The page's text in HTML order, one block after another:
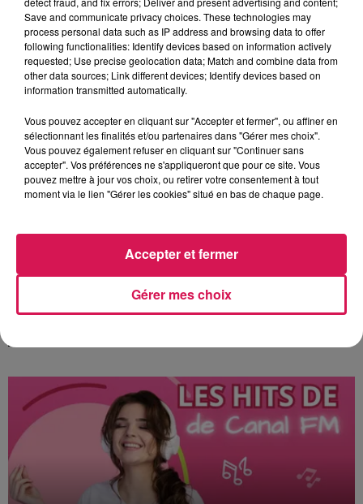
ATTENTION AUX TRAVAUX À VILLEREAU
Depuis lundi, la circulation est interrompue en journée sur
la route départementale 951 entre Orsinval et Berlaimont.
Des déviations ont été mises en place, via Le Quesnoy. Ces
perturbations sont occasionnées par des travaux
préparatoires liés à un projet de construction d’une
nouvelle résidence de 44 logements.
UNE OPÉRATION « PORTES OUVERTES » CE WEEK-
END AUX VERGERS TELLIER À LE QUESNOY
aura une découverte du métier de pomiculteur, des visites
du verger, des dégustations de tartes aux pommes et la
fabrication du jus de pomme. Notez qu’une opération
similaire est organisée à la pommeraie du Courtil à
Beugnies !
À L'ANTENNE
Save and communicate privacy choices. These technologies may
process personal data such as IP address and browsing data to offer
following functionalities: Identify devices based on information actively
requested; Use precise geolocation data; Match and combine data from
other data sources; Link different devices; Identify devices based on
information transmitted automatically.
Vous pouvez accepter en cliquant sur "Accepter et fermer", ou affiner en
sélectionnant les finalités et/ou partenaires dans "Gérer mes choix".
Vous pouvez également refuser en cliquant sur "Continuer sans
accepter". Vos préférences ne s'appliqueront que pour ce site. Vous
pouvez mettre à jour vos choix, ou retirer votre consentement à tout
moment via le lien "Gérer les cookies" situé en bas de chaque page.
Gérer mes choix
Accepter et fermer